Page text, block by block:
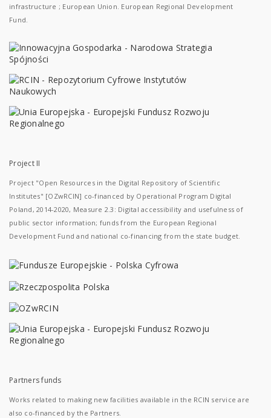
infrastructure ; European Union. European Regional Development
Fund.
Project II
Project "Open Resources in the Digital Repository of Scientific
Institutes" [OZwRCIN] co-financed by Operational Program Digital
Poland, 2014-2020, Measure 2.3: Digital accessibility and usefulness of
public sector information; funds from the European Regional
Development Fund and national co-financing from the state budget.
Partners funds
Works related to making new facilities available in the RCIN service are
also co-financed by the Partners.